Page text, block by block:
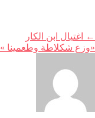
←
اغتيال ابن الكار
«وزع شكلاطة وطعمينا »